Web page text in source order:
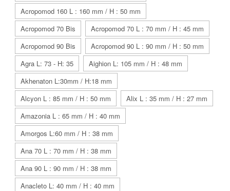
Acropomod 160 L : 160 mm / H : 50 mm
Acropomod 70 Bis
Acropomod 70 L : 70 mm / H : 45 mm
Acropomod 90 Bis
Acropomod 90 L : 90 mm / H : 50 mm
Agra L: 73 - H: 35
Aighion L: 105 mm / H : 48 mm
Akhenaton L:30mm / H:18 mm
Alcyon L : 85 mm / H : 50 mm
Alix L : 35 mm / H : 27 mm
Amazonia L : 65 mm / H : 40 mm
Amorgos L:60 mm / H : 38 mm
Ana 70 L : 70 mm / H : 38 mm
Ana 90 L : 90 mm / H : 38 mm
Anacleto L: 40 mm / H : 40 mm